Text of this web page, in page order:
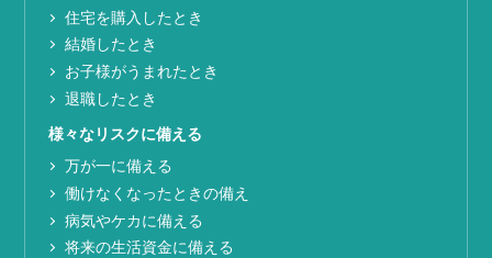
住宅を購入したとき
結婚したとき
お子様がうまれたとき
退職したとき
様々なリスクに備える
万が一に備える
働けなくなったときの備え
病気やケカに備える
将来の生活資金に備える